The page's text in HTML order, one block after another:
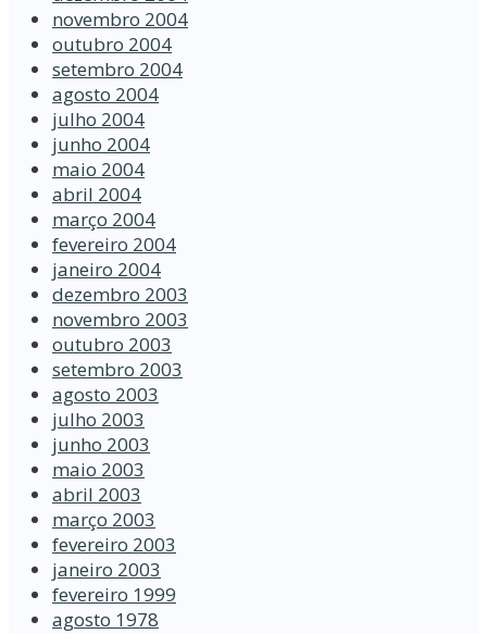
novembro 2004
outubro 2004
setembro 2004
agosto 2004
julho 2004
junho 2004
maio 2004
abril 2004
março 2004
fevereiro 2004
janeiro 2004
dezembro 2003
novembro 2003
outubro 2003
setembro 2003
agosto 2003
julho 2003
junho 2003
maio 2003
abril 2003
março 2003
fevereiro 2003
janeiro 2003
fevereiro 1999
agosto 1978